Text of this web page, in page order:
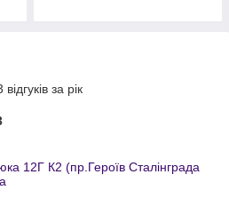
за рік
12Г К2 (пр.Героїв Сталінграда